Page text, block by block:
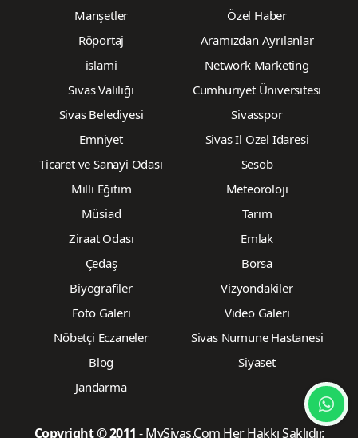
Manşetler
Özel Haber
Röportaj
Aramızdan Ayrılanlar
islami
Network Marketing
Sivas Valiliği
Cumhuriyet Üniversitesi
Sivas Belediyesi
Sivasspor
Emniyet
Sivas İl Özel İdaresi
Ticaret ve Sanayi Odası
Sesob
Milli Eğitim
Meteoroloji
Müsiad
Tarım
Ziraat Odası
Emlak
Çedaş
Borsa
Biyografiler
Vizyondakiler
Foto Galeri
Video Galeri
Nöbetçi Eczaneler
Sivas Numune Hastanesi
Blog
Siyaset
Jandarma
Copyright © 2011 - MySivas.Com Her Hakkı Saklıdır.